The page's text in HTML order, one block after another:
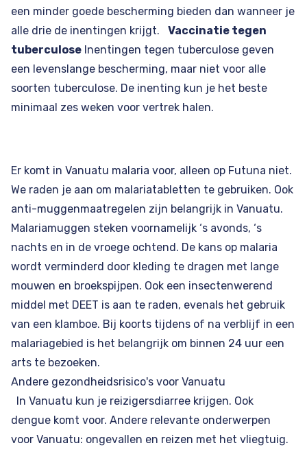
een minder goede bescherming bieden dan wanneer je
alle drie de inentingen krijgt. Vaccinatie tegen
tuberculose Inentingen tegen tuberculose geven
een levenslange bescherming, maar niet voor alle
soorten tuberculose. De inenting kun je het beste
minimaal zes weken voor vertrek halen.
Er komt in Vanuatu malaria voor, alleen op Futuna niet.
We raden je aan om malariatabletten te gebruiken. Ook
anti-muggenmaatregelen zijn belangrijk in Vanuatu.
Malariamuggen steken voornamelijk ‘s avonds, ‘s
nachts en in de vroege ochtend. De kans op malaria
wordt verminderd door kleding te dragen met lange
mouwen en broekspijpen. Ook een insectenwerend
middel met DEET is aan te raden, evenals het gebruik
van een klamboe. Bij koorts tijdens of na verblijf in een
malariagebied is het belangrijk om binnen 24 uur een
arts te bezoeken.
Andere gezondheidsrisico's voor Vanuatu
In Vanuatu kun je reizigersdiarree krijgen. Ook
dengue komt voor. Andere relevante onderwerpen
voor Vanuatu: ongevallen en reizen met het vliegtuig.